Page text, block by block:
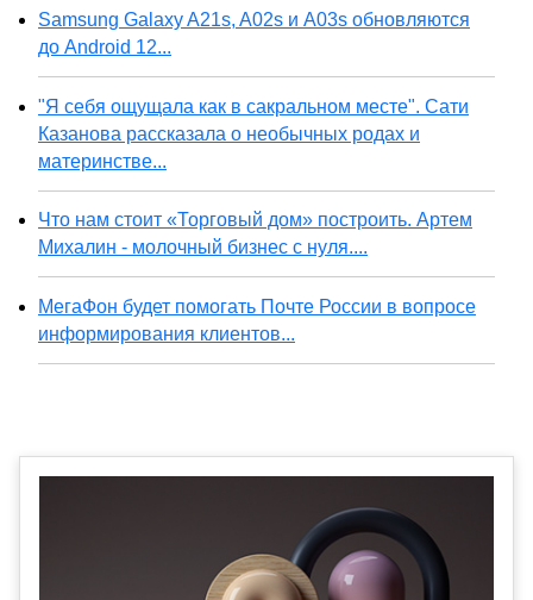
Samsung Galaxy A21s, A02s и A03s обновляются
до Android 12...
"Я себя ощущала как в сакральном месте". Сати
Казанова рассказала о необычных родах и
материнстве...
Что нам стоит «Торговый дом» построить. Артем
Михалин - молочный бизнес с нуля....
МегаФон будет помогать Почте России в вопросе
информирования клиентов...